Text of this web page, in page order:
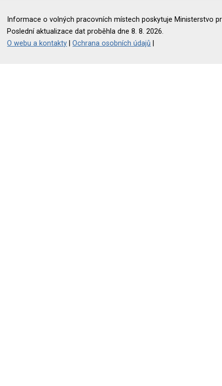
Informace o volných pracovních místech poskytuje Ministerstvo
Poslední aktualizace dat proběhla dne 8. 8. 2026.
O webu a kontakty |Ochrana osobních údajů